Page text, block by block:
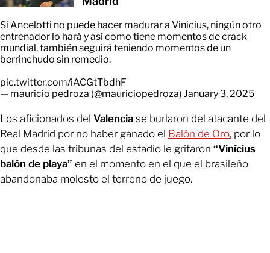
Si Ancelotti no puede hacer madurar a Vinicius, ningún otro
entrenador lo hará y así como tiene momentos de crack
mundial, también seguirá teniendo momentos de un
berrinchudo sin remedio.
pic.twitter.com/iACGtTbdhF
— mauricio pedroza (@mauriciopedroza) January 3, 2025
Los aficionados del Valencia se burlaron del atacante del
Real Madrid por no haber ganado el Balón de Oro, por lo
que desde las tribunas del estadio le gritaron “Vinícius
balón de playa” en el momento en el que el brasileño
abandonaba molesto el terreno de juego.